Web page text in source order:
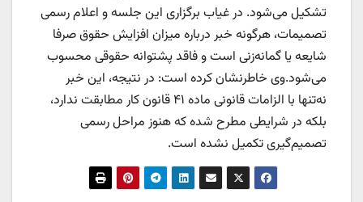
تشکیل می‌شود. در غیاب برگزاری این جلسه و اعلام رسمی
تصمیمات، هرگونه خبر درباره میزان افزایش حقوق صرفا
شایعه یا گمانه‌زنی است و فاقد پشتوانه حقوقی محسوب
می‌شود.وی خاطرنشان کرده است: در نتیجه، این خبر
نه‌تنها با الزامات قانونی ماده ۴۱ قانون کار مطابقت ندارد،
بلکه در شرایطی مطرح شده که هنوز مراحل رسمی
تصمیم‌گیری تکمیل نشده است.